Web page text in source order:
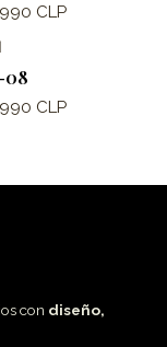
CLP
|
08
CLP
con diseño,